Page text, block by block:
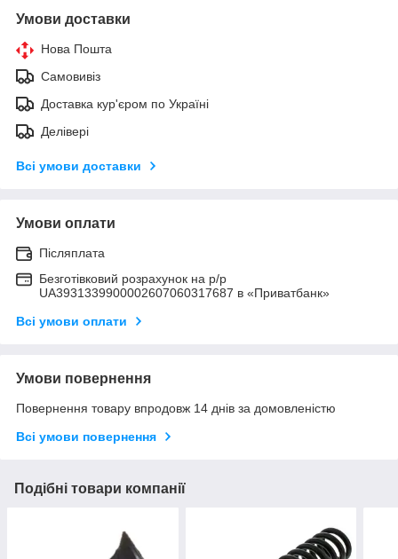
Умови доставки
Нова Пошта
Самовивіз
Доставка кур'єром по Україні
Делівері
Всі умови доставки
Умови оплати
Післяплата
Безготівковий розрахунок на р/р
UA3931339900002607060317687 в «Приватбанк»
Всі умови оплати
Умови повернення
Повернення товару впродовж 14 днів за домовленістю
Всі умови повернення
Подібні товари компанії